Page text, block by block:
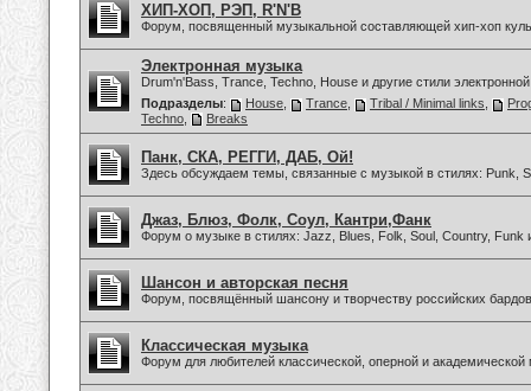
ХИП-ХОП, РЭП, R'N'B
Форум, посвященный музыкальной составляющей хип-хоп
Электронная музыка
Drum'n'Bass, Trance, Techno, House и другие стили
Подразделы: House Trance Tribal / Minimal links
Techno
Breaks
Панк, СКА, РЕГГИ, ДАБ, Ой!
Здесь обсуждаем темы, связанные с музыкой в стилях: Punk,
Джаз, Блюз, Фолк, Соул, Кантри,Фанк
Форум о музыке в стилях: Jazz, Blues, Folk, Soul, Country, Funk
Шансон и авторская песня
Форум, посвящённый шансону и творчеству российских
Классическая музыка
Форум для любителей классической, оперной и академической